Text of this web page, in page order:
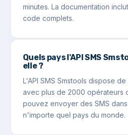
minutes. La documentation
code complets.
Quels pays l'API SMS
elle ?
L'API SMS Smstools dispose
avec plus de 2000 opérateurs
pouvez envoyer des SMS
n'importe quel pays du monde.